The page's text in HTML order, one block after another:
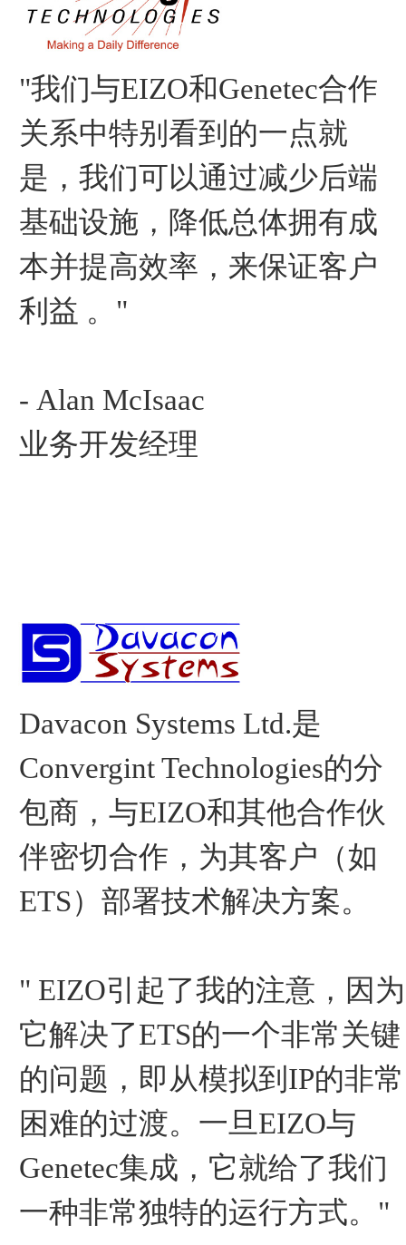
"我们与EIZO和Genetec合作
关系中特别看到的一点就
是，我们可以通过减少后端
基础设施，降低总体拥有成
本并提高效率，来保证客户
利益 。"
- Alan McIsaac
业务开发经理
Davacon Systems Ltd.是
Convergint Technologies的分
包商，与EIZO和其他合作伙
伴密切合作，为其客户（如
ETS）部署技术解决方案。
" EIZO引起了我的注意，因为
它解决了ETS的一个非常关键
的问题，即从模拟到IP的非常
困难的过渡。一旦EIZO与
Genetec集成，它就给了我们
一种非常独特的运行方式。"